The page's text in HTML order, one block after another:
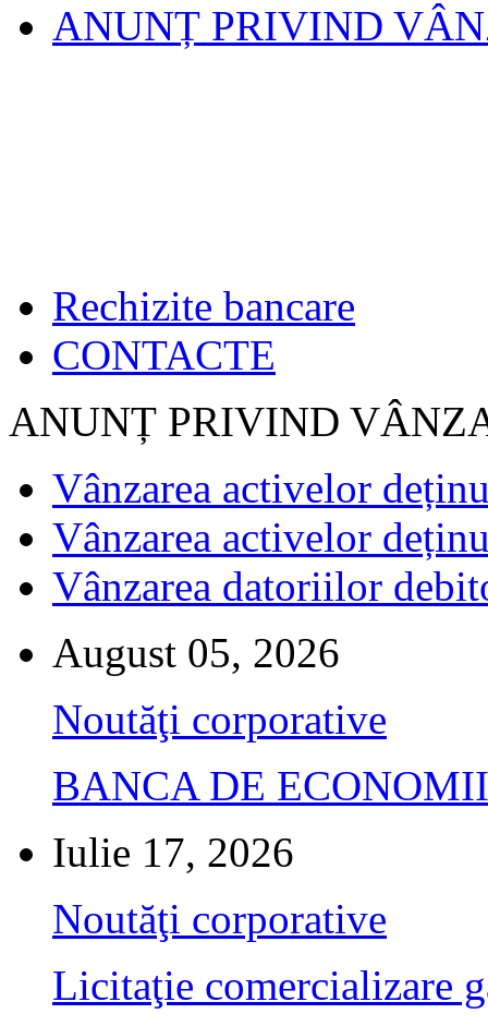
ANUNȚ PRIVIND
Rechizite bancare
CONTACTE
ANUNȚ PRIVIND
Vânzarea activelor
Vânzarea activelor
Vânzarea datoriilor
August 05, 2026
Noutăţi corporative
BANCA DE
Iulie 17, 2026
Noutăţi corporative
Licitaţie comercializare